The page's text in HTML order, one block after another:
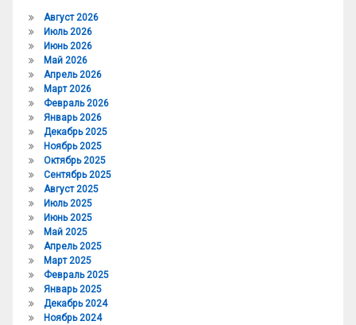
Август 2026
Июль 2026
Июнь 2026
Май 2026
Апрель 2026
Март 2026
Февраль 2026
Январь 2026
Декабрь 2025
Ноябрь 2025
Октябрь 2025
Сентябрь 2025
Август 2025
Июль 2025
Июнь 2025
Май 2025
Апрель 2025
Март 2025
Февраль 2025
Январь 2025
Декабрь 2024
Ноябрь 2024